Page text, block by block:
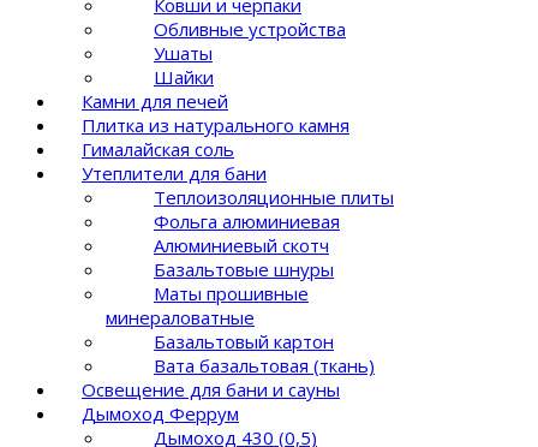
Обливные устройства
Ушаты
Шайки
Камни для печей
Плитка из натурального камня
Гималайская соль
Утеплители для бани
Теплоизоляционные плиты
Фольга алюминиевая
Алюминиевый скотч
Базальтовые шнуры
Маты прошивные
минераловатные
Базальтовый картон
Вата базальтовая (ткань)
Освещение для бани и сауны
Дымоход Феррум
Дымоход 430 (0,5)